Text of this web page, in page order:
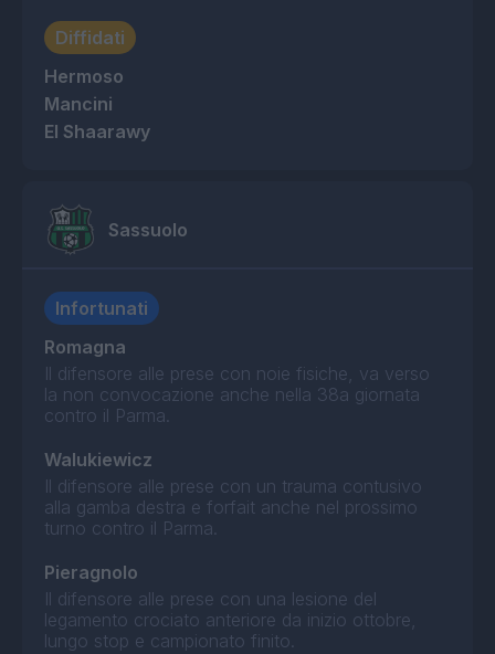
Diffidati
Hermoso
Mancini
El Shaarawy
Sassuolo
Infortunati
Romagna
Il difensore alle prese con noie fisiche, va verso
la non convocazione anche nella 38a giornata
contro il Parma.
Walukiewicz
Il difensore alle prese con un trauma contusivo
alla gamba destra e forfait anche nel prossimo
turno contro il Parma.
Pieragnolo
Il difensore alle prese con una lesione del
legamento crociato anteriore da inizio ottobre,
lungo stop e campionato finito.